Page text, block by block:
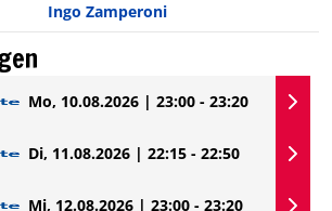
Ingo Zamperoni
Mo, 10.08.2026 | 23:00 - 23:20
Di, 11.08.2026 | 22:15 - 22:50
Mi, 12.08.2026 | 23:00 - 23:20